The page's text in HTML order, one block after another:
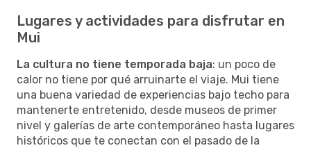
Lugares y actividades para disfrutar en
Mui
La cultura no tiene temporada baja: un poco de
calor no tiene por qué arruinarte el viaje. Mui tiene
una buena variedad de experiencias bajo techo para
mantenerte entretenido, desde museos de primer
nivel y galerías de arte contemporáneo hasta lugares
históricos que te conectan con el pasado de la